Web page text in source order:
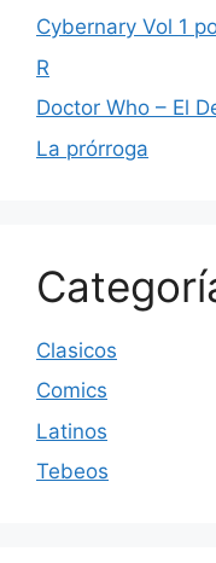
Cybernary Vol 1
R
Doctor Who – El
La prórroga
Clasicos
Comics
Latinos
Tebeos